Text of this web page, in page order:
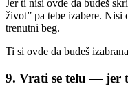
Jer ti nisi ovde da budeš
život” pa tebe izabere. Nisi
trenutni beg.
Ti si ovde da budeš
9. Vrati se telu — jer